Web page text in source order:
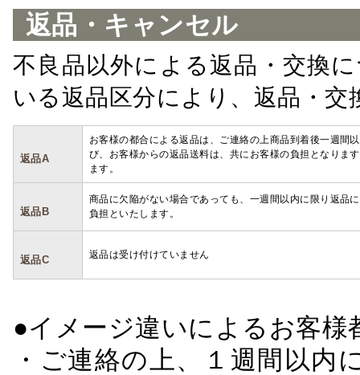
返品・キャンセル
不良品以外による返品・交換
いる返品区分により、返品・
返品A
お客様の都合による返品は、ご連絡の上商品到着後一週間
び、お客様からの返品送料は、共にお客様の負担となりま
ます。
返品B
商品に欠陥がない場合であっても、一週間以内に限り返品
負担といたします。
返品C 返品は受け付けていません
●イメージ違いによるお客
・ご連絡の上、１週間以